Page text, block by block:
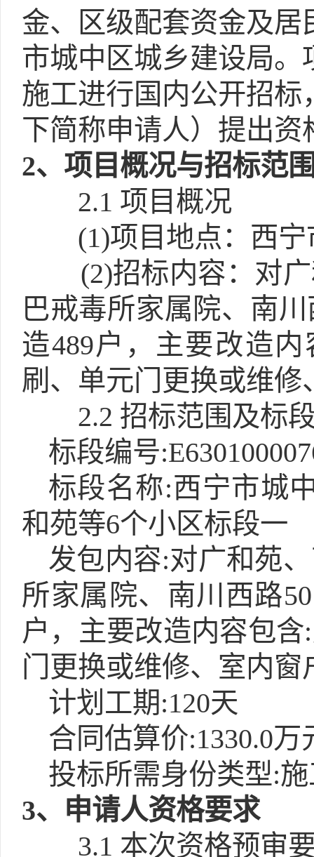
金、区级配套资金及
市城中区城乡建设局
施工进行国内公开招
下简称申请人）提出资
2、项目概况与招标范
2.1 项目概况
(1)项目地点：西
(2)招标内容：对
巴戒毒所家属院、南
造489户，主要改造
刷、单元门更换或维
2.2 招标范围及标
标段编号
标段名称:西宁市城
和苑等6个小区标段一
发包内容:对广和苑
所家属院、南川西路
户，主要改造内容包
门更换或维修、室内
计划工期:120天
合同估算价:1330.0万
投标所需身份类型:
3、申请人资格要求
3.1 本次资格预审